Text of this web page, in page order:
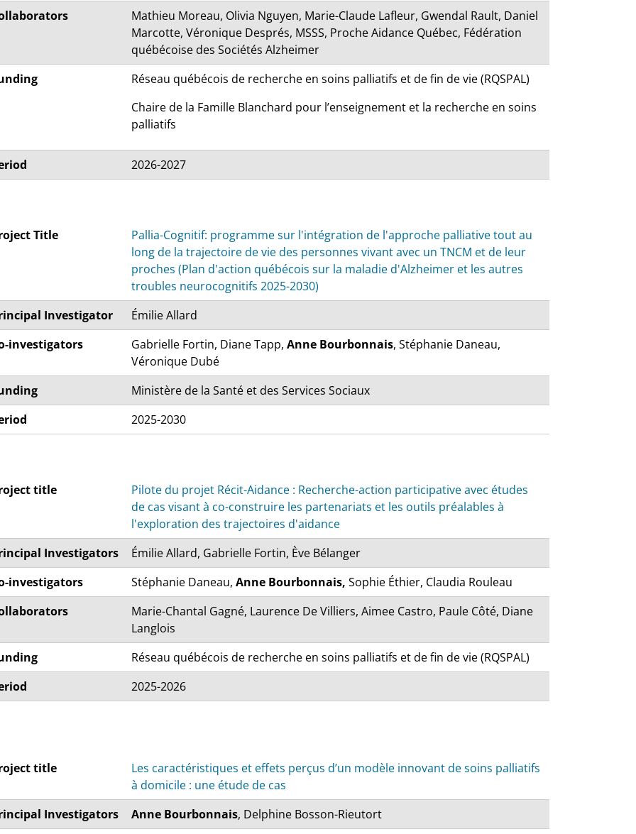
Mathieu Moreau, Olivia Nguyen, Marie-Claude Lafleur, Gwendal Rault, Daniel
Marcotte, Véronique Després, MSSS, Proche Aidance Québec, Fédération
québécoise des Sociétés Alzheimer
Réseau québécois de recherche en soins palliatifs et de fin de vie (RQSPAL)
Chaire de la Famille Blanchard pour l’enseignement et la recherche en soins
palliatifs
2026-2027
Title
Pallia-Cognitif: programme sur l'intégration de l'approche palliative tout au
long de la trajectoire de vie des personnes vivant avec un TNCM et de leur
proches (Plan d'action québécois sur la maladie d'Alzheimer et les autres
troubles neurocognitifs 2025-2030)
Investigator
Émilie Allard
investigators
Gabrielle Fortin, Diane Tapp, Anne Bourbonnais, Stéphanie Daneau,
Véronique Dubé
Ministère de la Santé et des Services Sociaux
2025-2030
title
Pilote du projet Récit-Aidance : Recherche-action participative avec études
de cas visant à co-construire les partenariats et les outils préalables à
l'exploration des trajectoires d'aidance
Investigators
Émilie Allard, Gabrielle Fortin, Ève Bélanger
investigators
Stéphanie Daneau, Anne Bourbonnais, Sophie Éthier, Claudia Rouleau
Marie-Chantal Gagné, Laurence De Villiers, Aimee Castro, Paule Côté, Diane
Langlois
Réseau québécois de recherche en soins palliatifs et de fin de vie (RQSPAL)
2025-2026
title
Les caractéristiques et effets perçus d’un modèle innovant de soins palliatifs
à domicile : une étude de cas
Investigators
Anne Bourbonnais, Delphine Bosson-Rieutort